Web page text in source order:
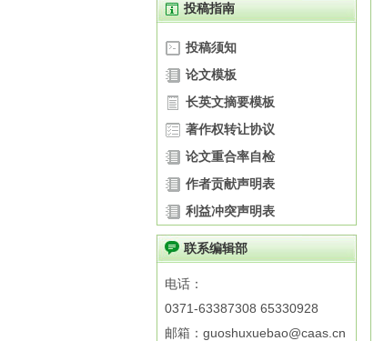
投稿指南
投稿须知
论文模板
长英文摘要模板
著作权转让协议
论文重合率自检
作者贡献声明表
利益冲突声明表
联系编辑部
电话：
0371-63387308 65330928
邮箱：guoshuxuebao@caas.cn